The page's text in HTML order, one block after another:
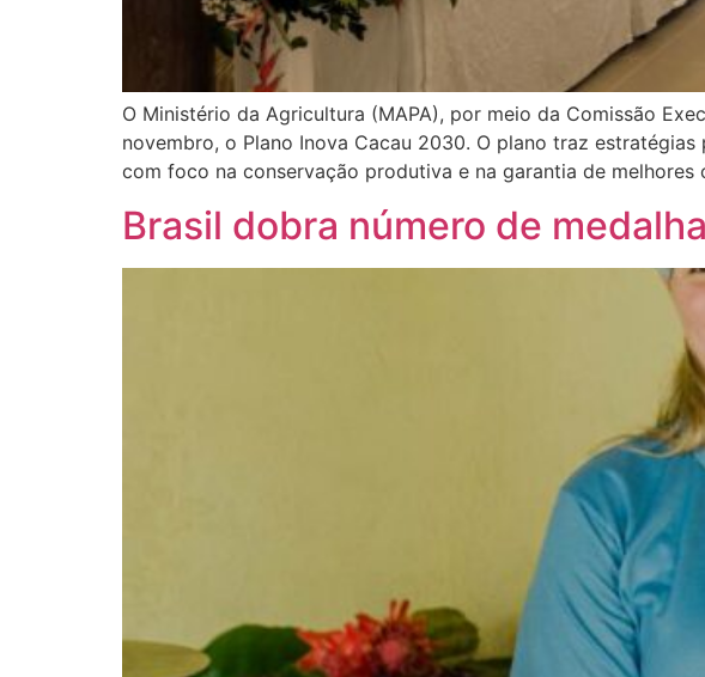
O Ministério da Agricultura (MAPA), por meio da Comissão
novembro, o Plano Inova Cacau 2030. O plano traz
com foco na conservação produtiva e na garantia de
Brasil dobra número de